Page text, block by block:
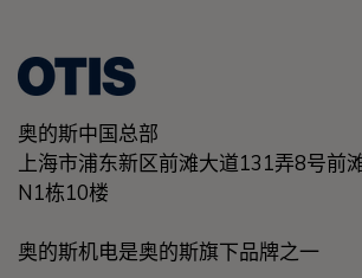
奥的斯中国总部
上海市浦东新区前滩大道131弄8号前
N1栋10楼
奥的斯机电是奥的斯旗下品牌之一